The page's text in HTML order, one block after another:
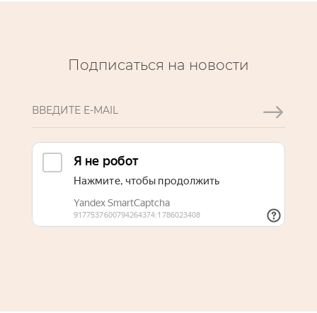
Подписаться на новости